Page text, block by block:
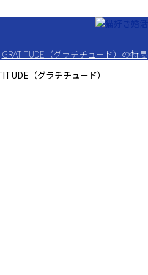
GRATITUDE（グラチチュード）の特長